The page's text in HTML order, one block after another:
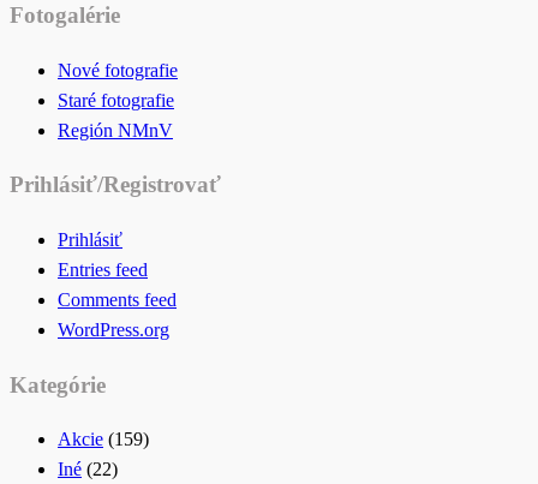
Fotogalérie
Nové fotografie
Staré fotografie
Región NMnV
Prihlásiť/Registrovať
Prihlásiť
Entries feed
Comments feed
WordPress.org
Kategórie
Akcie (159)
Iné (22)